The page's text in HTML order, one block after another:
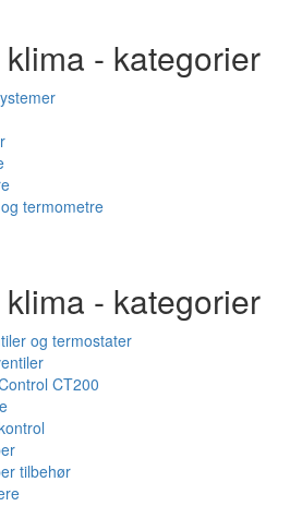
- kategorier
termometre
- kategorier
og termostater
CT200
tilbehør